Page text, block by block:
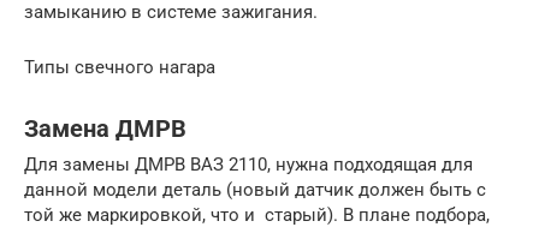
замыканию в системе зажигания.
Типы свечного нагара
Замена ДМРВ
Для замены ДМРВ ВАЗ 2110, нужна подходящая для
данной модели деталь (новый датчик должен быть с
той же маркировкой, что и старый). В плане подбора,